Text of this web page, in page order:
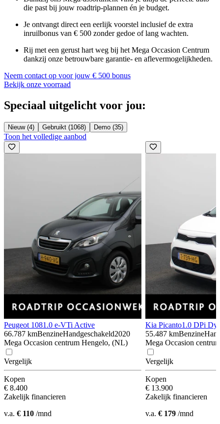
die past bij jouw roadtrip-plannen én je budget.
Je ontvangt direct een eerlijk voorstel inclusief de extra
inruilbonus van € 500 zonder gedoe of lang wachten.
Rij met een gerust hart weg bij het Mega Occasion Centrum
dankzij onze betrouwbare garantie- en aflevermogelijkheden.
Neem contact op voor jouw € 500 bonus
Bekijk onze voorraad
Speciaal uitgelicht voor jou:
Nieuw (4) Gebruikt (1068) Demo (35)
Toon het volledige aanbod
Peugeot 1081.0 e-VTi Active
66.787 kmBenzineHandgeschakeld2020
Mega Occasion centrum Hengelo, (NL)
Vergelijk
Kopen
€ 8.400
Zakelijk financieren
v.a. € 110 /mnd
Kia Picanto1.0 DPi
55.487 kmBenzine
Mega Occasion
Vergelijk
Kopen
€ 13.900
Zakelijk financieren
v.a. € 179 /mnd